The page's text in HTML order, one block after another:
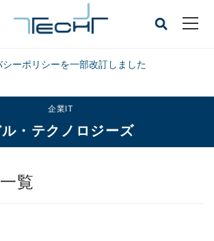
シーポリシーを一部改訂しました
企業IT
・テクノロジーズ
覧